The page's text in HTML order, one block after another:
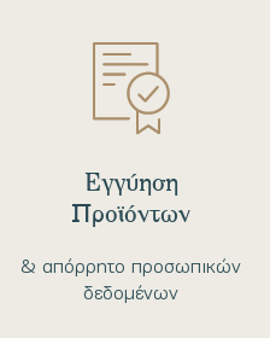
& απόρρητο προσωπικών
δεδομένων
Εγγύηση
Προϊόντων